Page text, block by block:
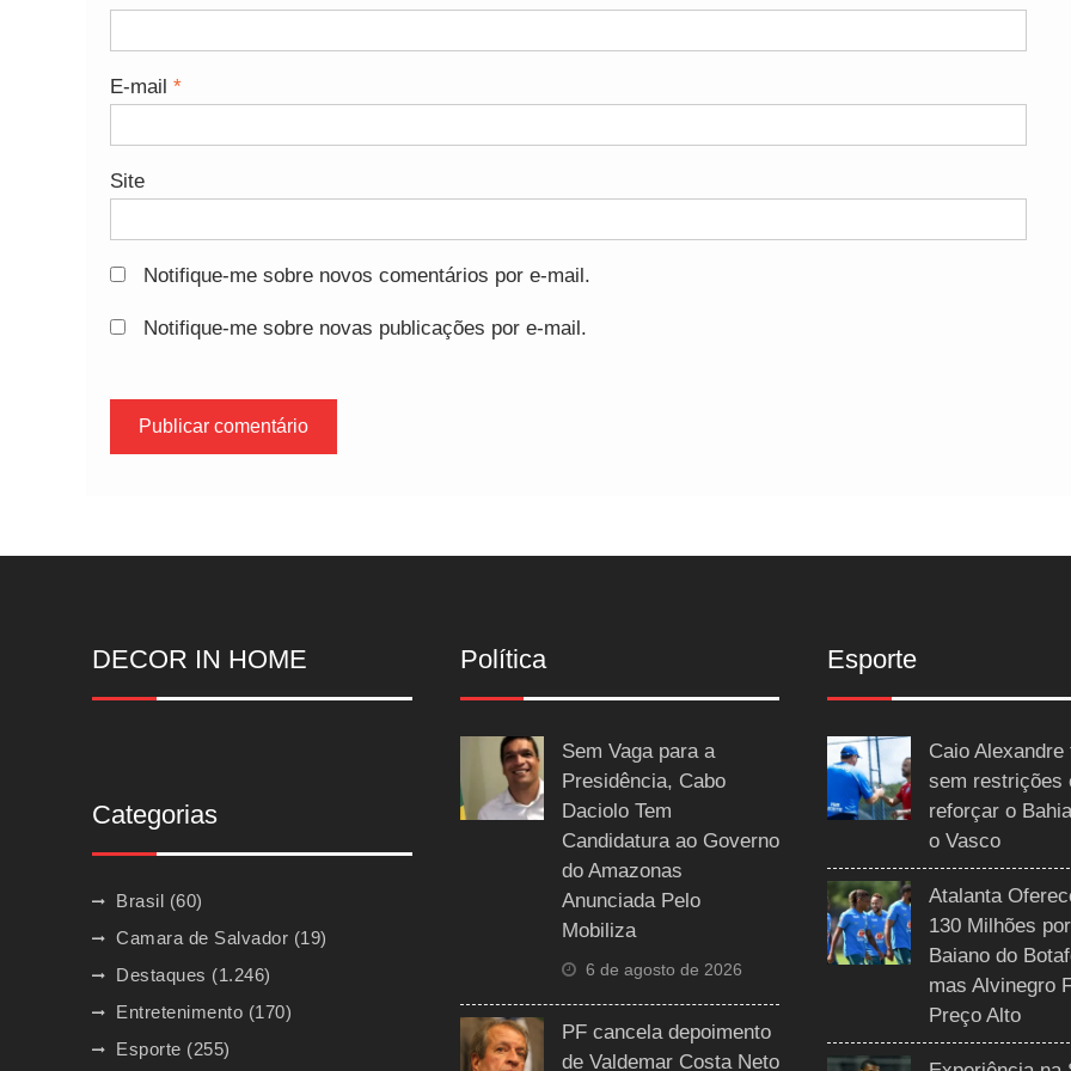
E-mail *
Site
Notifique-me sobre novos comentários por e-mail.
Notifique-me sobre novas publicações por e-mail.
DECOR IN HOME
Categorias
Brasil (60)
Camara de Salvador (19)
Destaques (1.246)
Entretenimento (170)
Esporte (255)
Política
Sem Vaga para a
Presidência, Cabo
Daciolo Tem
Candidatura ao Governo
do Amazonas
Anunciada Pelo
Mobiliza
6 de agosto de 2026
PF cancela depoimento
de Valdemar Costa Neto
Esporte
Caio Alexandre
sem restrições
reforçar o
o Vasco
Atalanta
130 Milhões
Baiano do
mas Alvinegro
Preço Alto